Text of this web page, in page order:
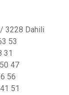
/ 3228 Dahili
53
31
50 47
56
41 51